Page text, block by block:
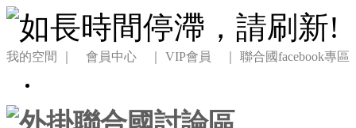
我的空間 ｜ 會員中心 ｜ VIP會員 ｜ 聯合國facebook專區